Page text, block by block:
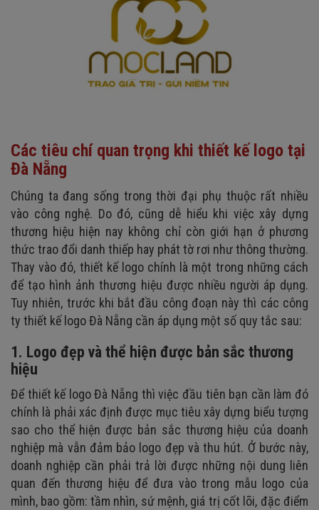
Các tiêu chí quan trọng khi thiết kế logo tại
Đà Nẵng
Chúng ta đang sống trong thời đại phụ thuộc rất nhiều
vào công nghệ. Do đó, cũng dễ hiểu khi việc xây dựng
thương hiệu hiện nay không chỉ còn giới hạn ở phương
thức trao đổi danh thiếp hay phát tờ rơi như thông thường.
Thay vào đó, thiết kế logo chính là một trong những cách
để tạo hình ảnh thương hiệu được nhiều người áp dụng.
Tuy nhiên, trước khi bắt đầu công đoạn này thì các công
ty thiết kế logo Đà Nẵng cần áp dụng một số quy tắc sau:
1. Logo đẹp và thể hiện được bản sắc thương
hiệu
Để thiết kế logo Đà Nẵng thì việc đầu tiên bạn cần làm đó
chính là phải xác định được mục tiêu xây dựng biểu tượng
sao cho thể hiện được bản sắc thương hiệu của doanh
nghiệp mà vẫn đảm bảo logo đẹp và thu hút. Ở bước này,
doanh nghiệp cần phải trả lời được những nội dung liên
quan đến thương hiệu để đưa vào trong mẫu logo của
mình, bao gồm: tầm nhìn, sứ mệnh, giá trị cốt lõi, đặc điểm